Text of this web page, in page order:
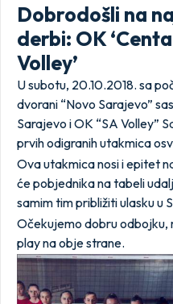
Dobrodošli na
derbi: OK
Volley’
U subotu, 20.10.2018. sa
dvorani “Novo Sarajevo”
Sarajevo i OK “SA Volley”
prvih odigranih utakmica
Ova utakmica nosi i epitet
će pobjednika na tabeli
samim tim približiti ulasku u
Očekujemo dobru odbojku,
play na obje strane.